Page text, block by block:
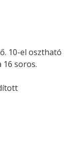
10-el osztható
16 soros.